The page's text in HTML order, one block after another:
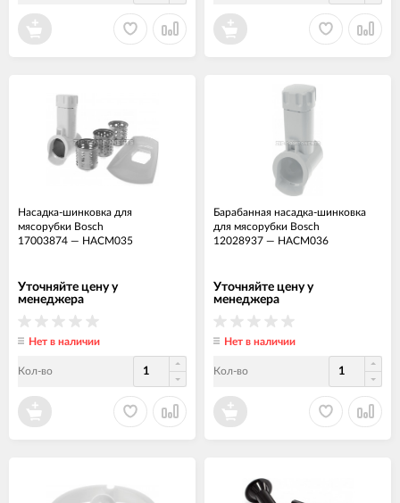
Насадка-шинковка для
мясорубки Bosch
17003874 — НАСМ035
Уточняйте цену у
менеджера
Нет в наличии
Кол-во
Барабанная насадка-шинковка
для мясорубки Bosch
12028937 — НАСМ036
Уточняйте цену у
менеджера
Нет в наличии
Кол-во